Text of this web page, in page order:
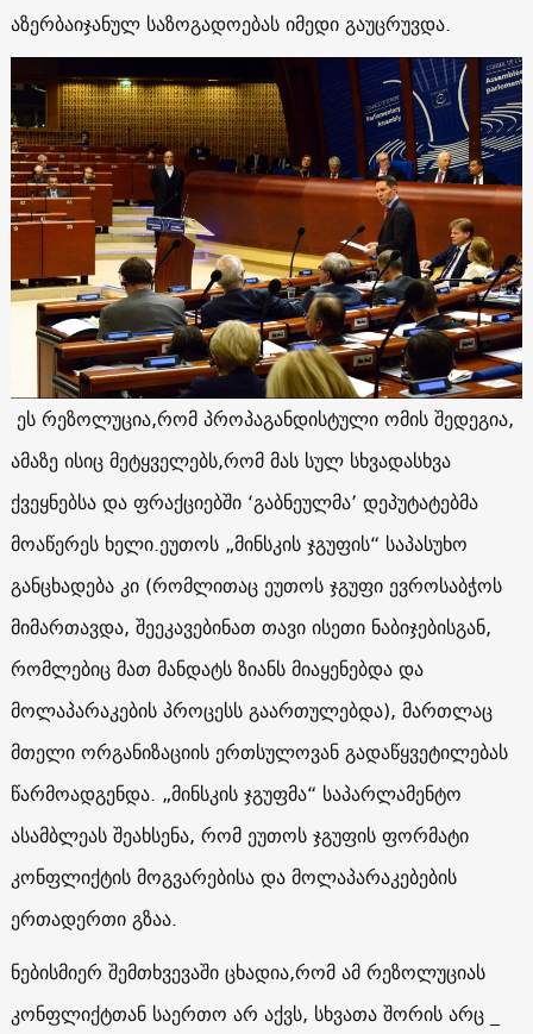
აზერბაიჯანულ საზოგადოებას იმედი გაუცრუვდა.
ეს რეზოლუცია,რომ პროპაგანდისტული ომის შედეგია,
ამაზე ისიც მეტყველებს,რომ მას სულ სხვადასხვა
ქვეყნებსა და ფრაქციებში ‘გაბნეულმა’ დეპუტატებმა
მოაწერეს ხელი.ეუთოს „მინსკის ჯგუფის“ საპასუხო
განცხადება კი (რომლითაც ეუთოს ჯგუფი ევროსაბჭოს
მიმართავდა, შეეკავებინათ თავი ისეთი ნაბიჯებისგან,
რომლებიც მათ მანდატს ზიანს მიაყენებდა და
მოლაპარაკების პროცესს გაართულებდა), მართლაც
მთელი ორგანიზაციის ერთსულოვან გადაწყვეტილებას
წარმოადგენდა. „მინსკის ჯგუფმა“ საპარლამენტო
ასამბლეას შეახსენა, რომ ეუთოს ჯგუფის ფორმატი
კონფლიქტის მოგვარებისა და მოლაპარაკებების
ერთადერთი გზაა.
ნებისმიერ შემთხვევაში ცხადია,რომ ამ რეზოლუციას
კონფლიქტთან საერთო არ აქვს, სხვათა შორის არც _